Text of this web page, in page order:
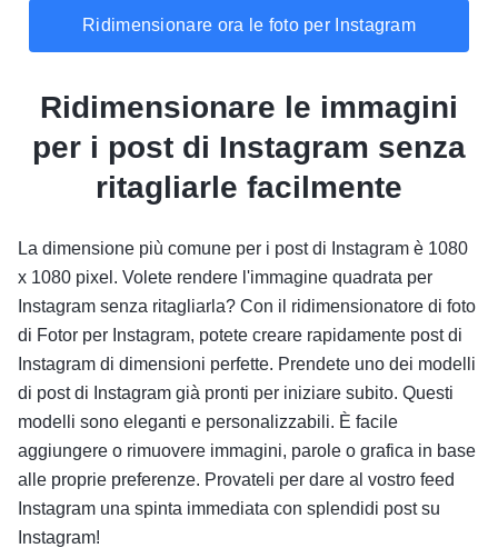
Ridimensionare ora le foto per Instagram
Ridimensionare le immagini
per i post di Instagram senza
ritagliarle facilmente
La dimensione più comune per i post di Instagram è 1080
x 1080 pixel. Volete rendere l'immagine quadrata per
Instagram senza ritagliarla? Con il ridimensionatore di foto
di Fotor per Instagram, potete creare rapidamente post di
Instagram di dimensioni perfette. Prendete uno dei modelli
di post di Instagram già pronti per iniziare subito. Questi
modelli sono eleganti e personalizzabili. È facile
aggiungere o rimuovere immagini, parole o grafica in base
alle proprie preferenze. Provateli per dare al vostro feed
Instagram una spinta immediata con splendidi post su
Instagram!